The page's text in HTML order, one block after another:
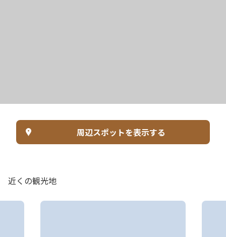
周辺スポットを表示する
近くの観光地